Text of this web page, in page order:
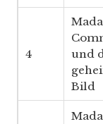
4
und
Bild